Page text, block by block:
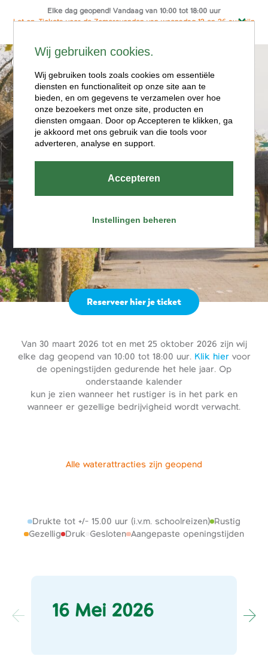
Elke dag geopend! Vandaag van 10:00 tot 18:00 uur
Let op: Tickets voor de Zomeravonden van woensdag 12 en 26 aug zijn
Ga
naar
de
inhoud
Openingstijde
n
Van 30 maart 2026 tot en met 25 oktober 2026 zijn wij
elke dag geopend van 10:00 tot 18:00 uur. Klik hiervoor
de openingstijden gedurende het hele jaar. Op
onderstaande kalender
kun je zien wanneer het rustiger is in het park en
wanneer er gezellige bedrijvigheid wordt verwacht.
Reserveer hier je ticket
Alle waterattracties zijn geopend
Aangepaste openingstijden
Druk
Drukte tot +/- 15.00 uur (i.v.m. schoolreizen)
Gesloten
Gezellig
Rustig
16 Mei 2026
Wij gebruiken cookies.
Wij gebruiken tools zoals cookies om essentiële
diensten en functionaliteit op onze site aan te
bieden, en om gegevens te verzamelen over hoe
onze bezoekers met onze site, producten en
diensten omgaan. Door op Accepteren te klikken, ga
je akkoord met ons gebruik van die tools voor
adverteren, analyse en support.
Accepteren
Instellingen beheren